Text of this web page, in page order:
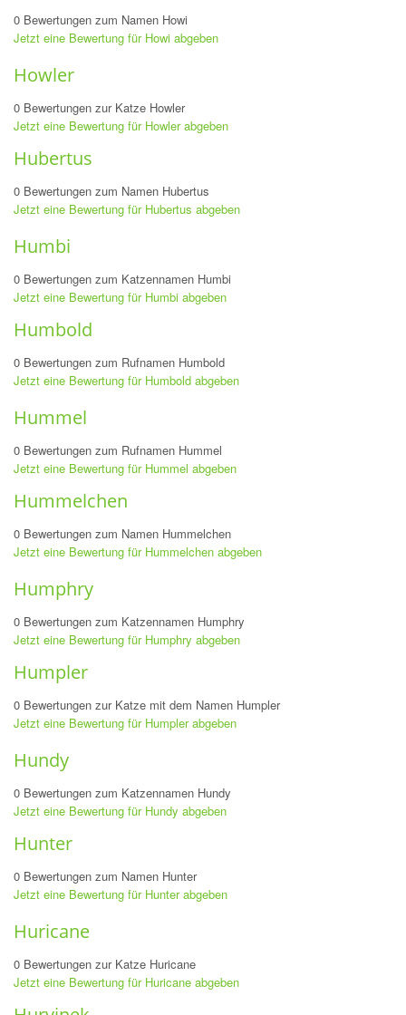
0 Bewertungen zum Namen Howi
Jetzt eine Bewertung für Howi abgeben
Howler
0 Bewertungen zur Katze Howler
Jetzt eine Bewertung für Howler abgeben
Hubertus
0 Bewertungen zum Namen Hubertus
Jetzt eine Bewertung für Hubertus abgeben
Humbi
0 Bewertungen zum Katzennamen Humbi
Jetzt eine Bewertung für Humbi abgeben
Humbold
0 Bewertungen zum Rufnamen Humbold
Jetzt eine Bewertung für Humbold abgeben
Hummel
0 Bewertungen zum Rufnamen Hummel
Jetzt eine Bewertung für Hummel abgeben
Hummelchen
0 Bewertungen zum Namen Hummelchen
Jetzt eine Bewertung für Hummelchen abgeben
Humphry
0 Bewertungen zum Katzennamen Humphry
Jetzt eine Bewertung für Humphry abgeben
Humpler
0 Bewertungen zur Katze mit dem Namen Humpler
Jetzt eine Bewertung für Humpler abgeben
Hundy
0 Bewertungen zum Katzennamen Hundy
Jetzt eine Bewertung für Hundy abgeben
Hunter
0 Bewertungen zum Namen Hunter
Jetzt eine Bewertung für Hunter abgeben
Huricane
0 Bewertungen zur Katze Huricane
Jetzt eine Bewertung für Huricane abgeben